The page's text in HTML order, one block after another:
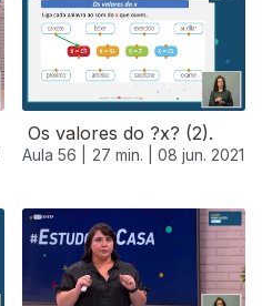
Os valores do ?x? (2).
Aula 56 | 27 min. | 08 jun. 2021